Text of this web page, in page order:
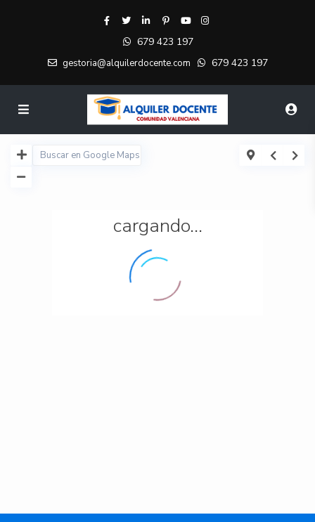
679 423 197
gestoria@alquilerdocente.com 679 423 197
cargando...